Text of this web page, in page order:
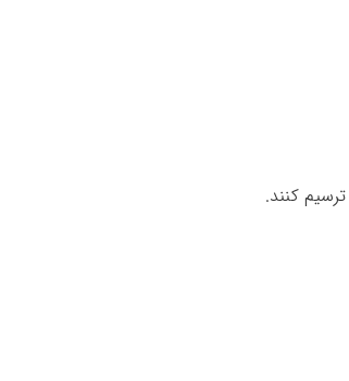
کنند.